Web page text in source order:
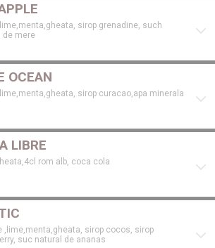
sirop grenadine, such
de mere
OCEAN
sirop curacao,apa minerala
LIBRE
rom alb, coca cola
,lime,menta,gheata, sirop cocos, sirop
suc natural de ananas